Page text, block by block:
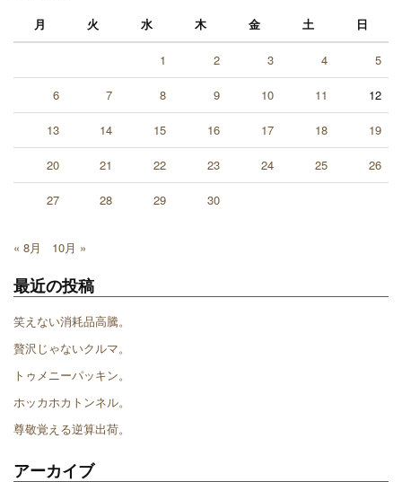
月
火 水 木 金 土 日
1 2 3 4 5
6 7 8 9 10 11 12
13 14 15 16 17 18 19
20 21 22 23 24 25 26
27 28 29 30
« 8月 10月 »
最近の投稿
笑えない消耗品高騰。
贅沢じゃないクルマ。
トゥメニーパッキン。
ホッカホカトンネル。
尊敬覚える逆算出荷。
アーカイブ